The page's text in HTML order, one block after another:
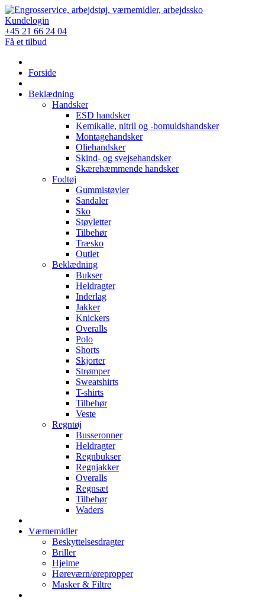
Skip
to
content
Kundelogin
+45 21 66 24 04
Få et tilbud
Forside
Beklædning
Handsker
ESD handsker
Kemikalie, nitril og -bomuldshandsker
Montagehandsker
Oliehandsker
Skind- og svejsehandsker
Skærehæmmende handsker
Fodtøj
Gummistøvler
Sandaler
Sko
Støvletter
Tilbehør
Træsko
Outlet
Beklædning
Bukser
Heldragter
Inderlag
Jakker
Knickers
Overalls
Polo
Shorts
Skjorter
Strømper
Sweatshirts
T-shirts
Tilbehør
Veste
Regntøj
Busseronner
Heldragter
Regnbukser
Regnjakker
Overalls
Regnsæt
Tilbehør
Waders
Værnemidler
Beskyttelsesdragter
Briller
Hjelme
Høreværn/ørepropper
Masker & Filtre